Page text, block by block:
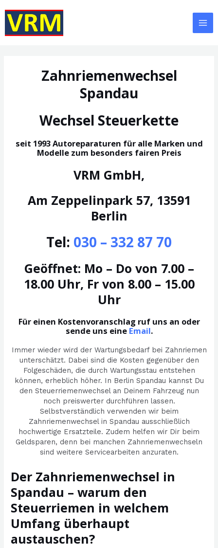
Inhalt
springen
Zahnriemenwechsel
Spandau
Wechsel Steuerkette
seit 1993 Autoreparaturen für alle Marken und
Modelle zum besonders fairen Preis
VRM GmbH,
Am Zeppelinpark 57, 13591
Berlin
Tel: 030 – 332 87 70
Geöffnet: Mo – Do von 7.00 –
18.00 Uhr, Fr von 8.00 – 15.00
Uhr
Für einen Kostenvoranschlag ruf uns an oder
sende uns eine Email.
Immer wieder wird der Wartungsbedarf bei Zahnriemen
unterschätzt. Dabei sind die Kosten gegenüber den
Folgeschäden, die durch Wartungsstau entstehen
können, erheblich höher. In Berlin Spandau kannst Du
den Steuerriemenwechsel an Deinem Fahrzeug nun
noch preiswerter durchführen lassen.
Selbstverständlich verwenden wir beim
Zahnriemenwechsel in Spandau ausschließlich
hochwertige Ersatzteile. Zudem helfen wir Dir beim
Geldsparen, denn bei manchen Zahnriemenwechseln
sind weitere Servicearbeiten anzuraten.
Der Zahnriemenwechsel in
Spandau – warum den
Steuerriemen in welchem
Umfang überhaupt
austauschen?